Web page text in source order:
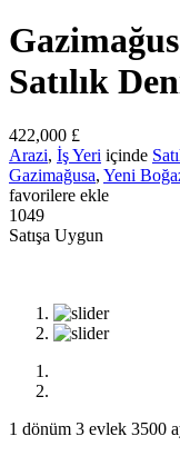
Satılık
422,000 £
Arazi, İş Yeri içinde
Gazimağusa, Yeni
favorilere ekle
1049
Satışa Uygun
1 dönüm 3 evlek 3500